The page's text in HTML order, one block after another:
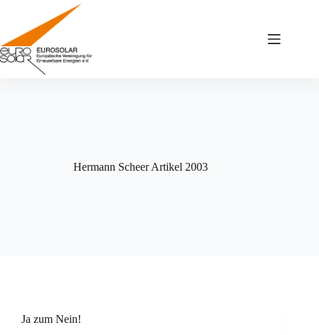
springen
Hermann Scheer Artikel 2003
Ja zum Nein!